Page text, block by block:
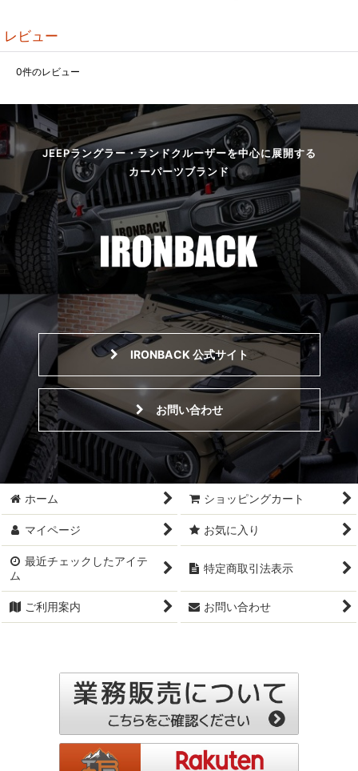
レビュー
0件のレビュー
JEEPラングラー・ランドクルーザーを中心に展開する
カーパーツブランド
IRONBACK 公式サイト
お問い合わせ
ホーム ショッピングカート
マイページ お気に入り
最近チェックしたアイテ
ム
特定商取引法表示
ご利用案内 お問い合わせ